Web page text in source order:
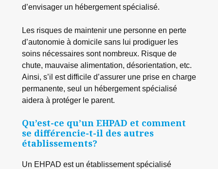
d’envisager un hébergement spécialisé.
Les risques de maintenir une personne en perte
d’autonomie à domicile sans lui prodiguer les
soins nécessaires sont nombreux. Risque de
chute, mauvaise alimentation, désorientation, etc.
Ainsi, s’il est difficile d’assurer une prise en charge
permanente, seul un hébergement spécialisé
aidera à protéger le parent.
Qu’est-ce qu’un EHPAD et comment
se différencie-t-il des autres
établissements?
Un EHPAD est un établissement spécialisé